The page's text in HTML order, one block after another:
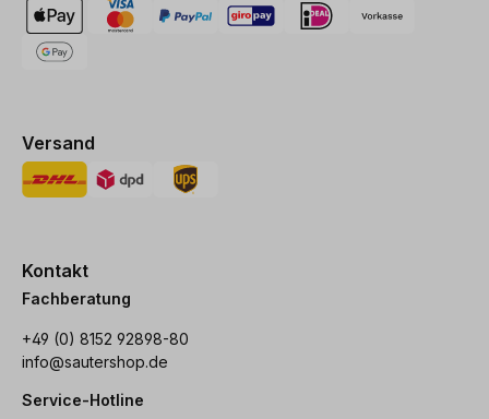
Versand
Kontakt
Fachberatung
+49 (0) 8152 92898-80
info@sautershop.de
Service-Hotline